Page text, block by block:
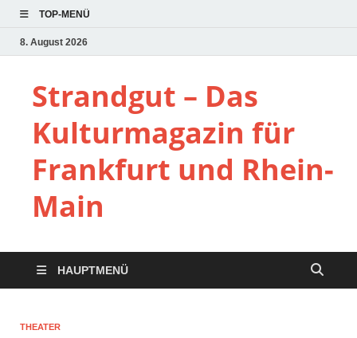
TOP-MENÜ
8. August 2026
Strandgut – Das
Kulturmagazin für
Frankfurt und Rhein-
Main
HAUPTMENÜ
THEATER